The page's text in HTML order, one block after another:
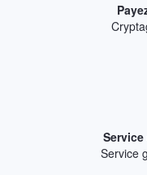
Service